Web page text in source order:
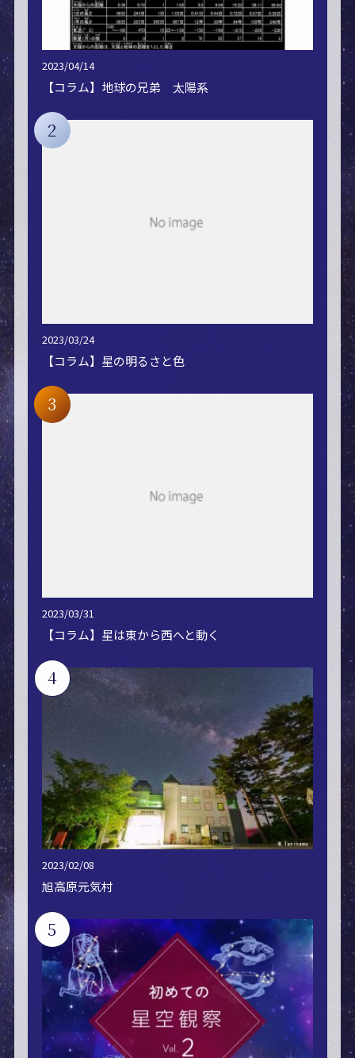
2023/04/14
【コラム】地球の兄弟 太陽系
2
2023/03/24
【コラム】星の明るさと色
3
2023/03/31
【コラム】星は東から西へと動く
4
2023/02/08
旭高原元気村
5